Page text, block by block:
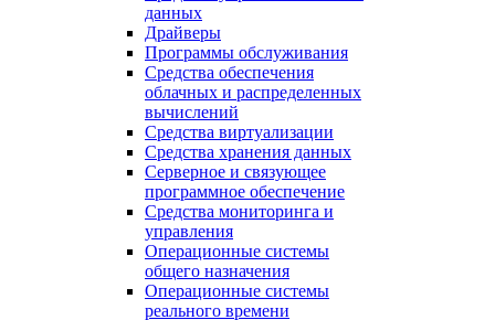
данных
Драйверы
Программы обслуживания
Средства обеспечения
облачных и распределенных
вычислений
Средства виртуализации
Средства хранения данных
Серверное и связующее
программное обеспечение
Средства мониторинга и
управления
Операционные системы
общего назначения
Операционные системы
реального времени